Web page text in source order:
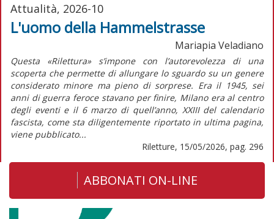
Attualità, 2026-10
L'uomo della Hammelstrasse
Mariapia Veladiano
Questa «Rilettura» s’impone con l’autorevolezza di una
scoperta che permette di allungare lo sguardo su un genere
considerato minore ma pieno di sorprese. Era il 1945, sei
anni di guerra feroce stavano per finire, Milano era al centro
degli eventi e il 6 marzo di quell’anno, XXIII del calendario
fascista, come sta diligentemente riportato in ultima pagina,
viene pubblicato...
Riletture, 15/05/2026, pag. 296
ABBONATI ON-LINE